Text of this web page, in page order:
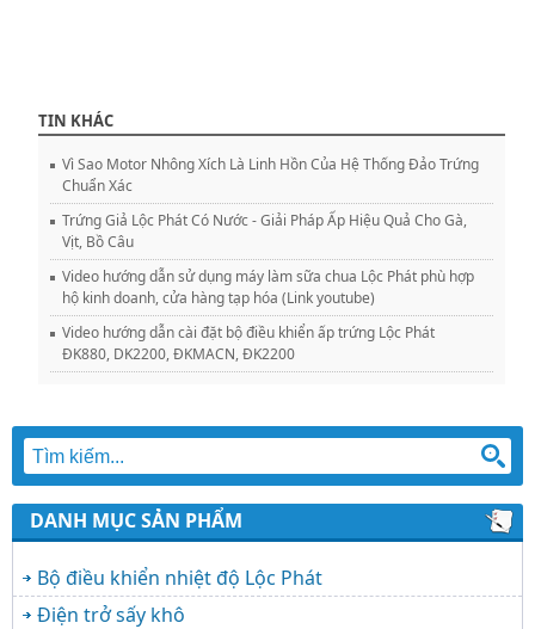
TIN KHÁC
Vì Sao Motor Nhông Xích Là Linh Hồn Của Hệ Thống Đảo Trứng
Chuẩn Xác
Trứng Giả Lộc Phát Có Nước - Giải Pháp Ấp Hiệu Quả Cho Gà,
Vịt, Bồ Câu
Video hướng dẫn sử dụng máy làm sữa chua Lộc Phát phù hợp
hộ kinh doanh, cửa hàng tạp hóa (Link youtube)
Video hướng dẫn cài đặt bộ điều khiển ấp trứng Lộc Phát
ĐK880, DK2200, ĐKMACN, ĐK2200
DANH MỤC SẢN PHẨM
Bộ điều khiển nhiệt độ Lộc Phát
Điện trở sấy khô